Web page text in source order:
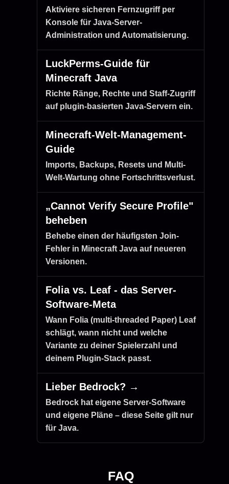
Aktiviere sicheren Fernzugriff per
Konsole für Java-Server-
Administration und Automatisierung.
LuckPerms-Guide für
Minecraft Java
Richte Ränge, Rechte und Staff-Zugriff
auf plugin-basierten Java-Servern ein.
Minecraft-Welt-Management-
Guide
Imports, Backups, Resets und Multi-
Welt-Wartung ohne Fortschrittsverlust.
„Cannot Verify Secure Profile"
beheben
Behebe einen der häufigsten Join-
Fehler in Minecraft Java auf neueren
Versionen.
Folia vs. Leaf - das Server-
Software-Meta
Wann Folia (multi-threaded Paper) Leaf
schlägt, wann nicht und welche
Variante zu deiner Spielerzahl und
deinem Plugin-Stack passt.
Lieber Bedrock? →
Bedrock hat eigene Server-Software
und eigene Pläne – diese Seite gilt nur
für Java.
FAQ